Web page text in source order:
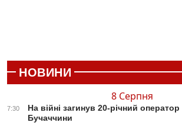
НОВИНИ
8 Серпня
7:30
На війні загинув 20-річний
Бучаччини